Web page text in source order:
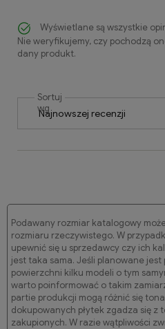
Wyświetlane są wszystkie
Nie weryfikujemy, czy pochodzą
dany produkt.
Sortuj
wg
Podawany rozmiar katalogowy
rozmiaru rzeczywistego. W
upewnić się u sprzedawcy czy ich
jest taka sama. Jeśli planowane jest
powierzchni kilku modeli o tym
warto poinformować o takim
partie produkcji mogą różnić się
dokupowanych płytek zgadza się z
zakupionych. W razie wątpliwości